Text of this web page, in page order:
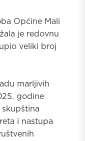
Općine Mali
je redovnu
veliki broj
marljivih
godine
i nastupa